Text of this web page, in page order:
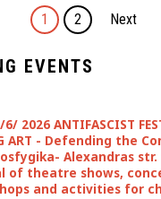
1 2 Next
EVENTS
2026 ANTIFASCIST
ART - Defending the
Alexandras str.
of theatre shows,
and activities for